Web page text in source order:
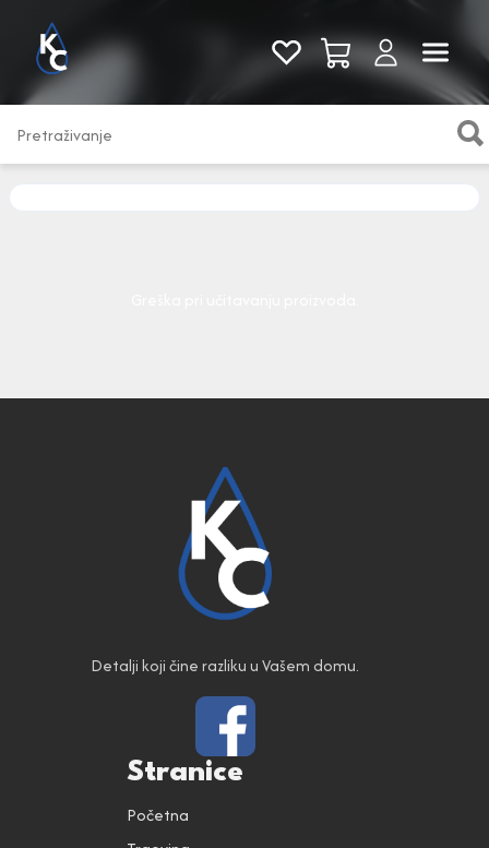
Pogledaj sve
Detalji koji čine razliku u Vašem domu.
Stranice
Početna